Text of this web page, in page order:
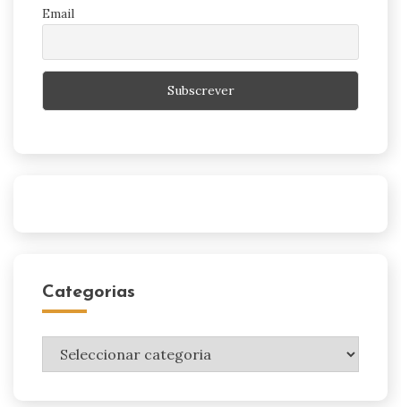
Email
Categorias
Categorias